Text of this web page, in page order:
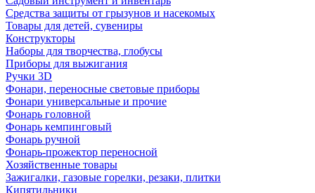
Средства защиты от грызунов и насекомых
Товары для детей, сувениры
Конструкторы
Наборы для творчества, глобусы
Приборы для выжигания
Ручки 3D
Фонари, переносные световые приборы
Фонари универсальные и прочие
Фонарь головной
Фонарь кемпинговый
Фонарь ручной
Фонарь-прожектор переносной
Хозяйственные товары
Зажигалки, газовые горелки, резаки, плитки
Кипятильники